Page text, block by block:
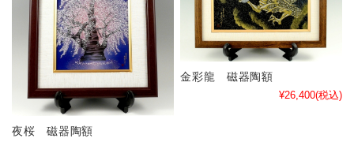
夜桜 磁器陶額
金彩龍 磁器陶額
¥26,400(税込)